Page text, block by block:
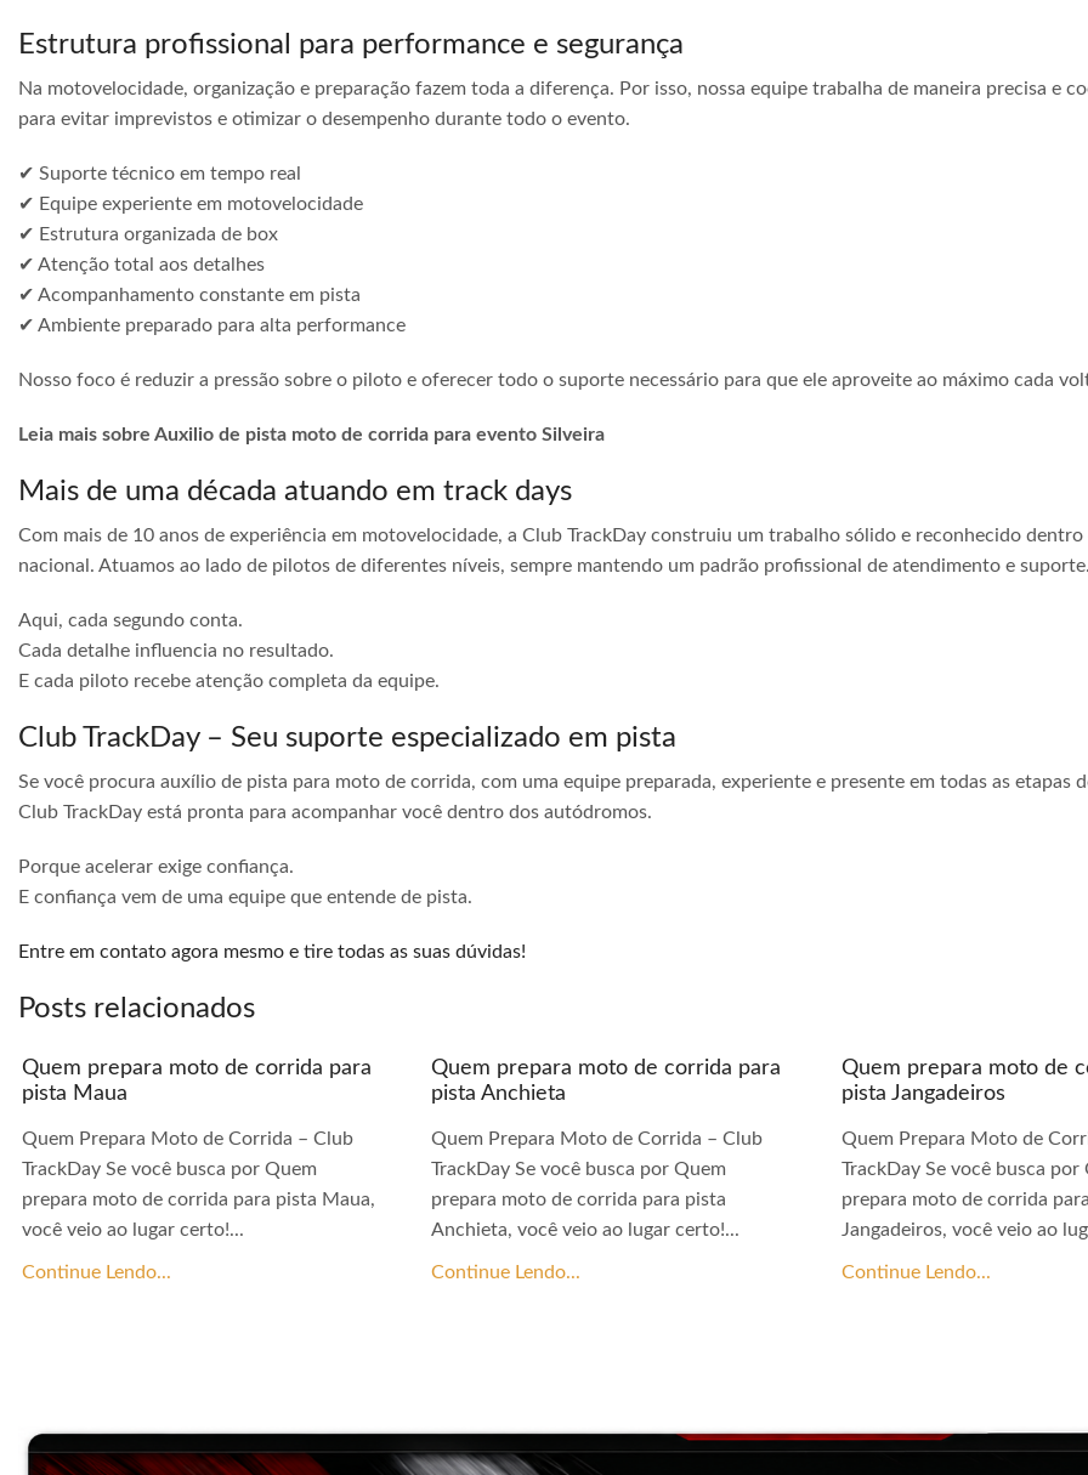
Estrutura profissional para performance e segurança
Na motovelocidade, organização e preparação fazem toda a diferença. Por isso, nossa equipe trabalha de maneira precisa e
para evitar imprevistos e otimizar o desempenho durante todo o evento.
✔ Suporte técnico em tempo real
✔ Equipe experiente em motovelocidade
✔ Estrutura organizada de box
✔ Atenção total aos detalhes
✔ Acompanhamento constante em pista
✔ Ambiente preparado para alta performance
Nosso foco é reduzir a pressão sobre o piloto e oferecer todo o suporte necessário para que ele aproveite ao máximo cada
Leia mais sobre Auxilio de pista moto de corrida para evento Silveira
Mais de uma década atuando em track days
Com mais de 10 anos de experiência em motovelocidade, a Club TrackDay construiu um trabalho sólido e reconhecido
nacional. Atuamos ao lado de pilotos de diferentes níveis, sempre mantendo um padrão profissional de atendimento e suporte.
Aqui, cada segundo conta.
Cada detalhe influencia no resultado.
E cada piloto recebe atenção completa da equipe.
Club TrackDay – Seu suporte especializado em pista
Se você procura auxílio de pista para moto de corrida, com uma equipe preparada, experiente e presente em todas as etapas
Club TrackDay está pronta para acompanhar você dentro dos autódromos.
Porque acelerar exige confiança.
E confiança vem de uma equipe que entende de pista.
Entre em contato agora mesmo e tire todas as suas dúvidas!
Posts relacionados
Quem prepara moto de corrida para
pista Maua
Quem Prepara Moto de Corrida – Club
TrackDay Se você busca por Quem
prepara moto de corrida para pista Maua,
você veio ao lugar certo!...
Continue Lendo...
Quem prepara moto de corrida para
pista Anchieta
Quem Prepara Moto de Corrida – Club
TrackDay Se você busca por Quem
prepara moto de corrida para pista
Anchieta, você veio ao lugar certo!...
Continue Lendo...
Quem prepara moto de
pista Jangadeiros
Quem Prepara Moto de
TrackDay Se você busca por
prepara moto de corrida
Jangadeiros, você veio ao
Continue Lendo...